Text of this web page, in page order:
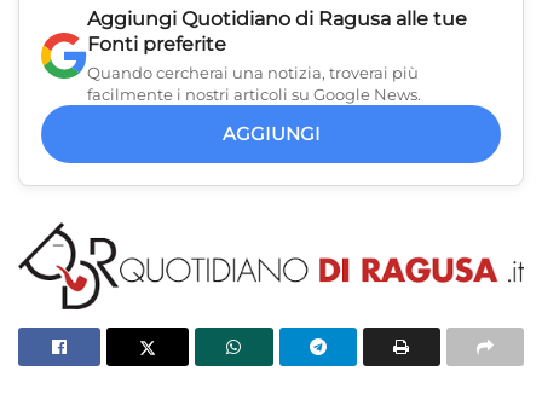
Aggiungi Quotidiano di Ragusa alle tue
Fonti preferite
Quando cercherai una notizia, troverai più
facilmente i nostri articoli su Google News.
AGGIUNGI